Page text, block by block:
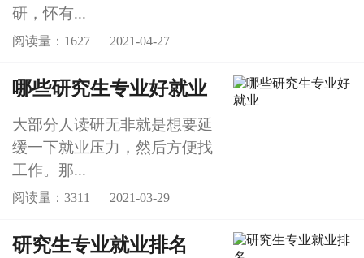
研，怀有...
阅读量：1627 2021-04-27
哪些研究生专业好就业
大部分人读研无非就是想要延
缓一下就业压力，然后方便找
工作。那...
阅读量：3311 2021-03-29
研究生专业就业排名